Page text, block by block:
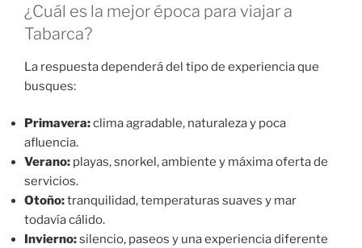
¿Cuál es la mejor época para viajar a
Tabarca?
La respuesta dependerá del tipo de experiencia que
busques:
Primavera:clima agradable, naturaleza y poca
afluencia.
Verano: playas, snorkel, ambiente y máxima oferta de
servicios.
Otoño:tranquilidad, temperaturas suaves y mar
todavía cálido.
Invierno:silencio, paseos y una experiencia diferente